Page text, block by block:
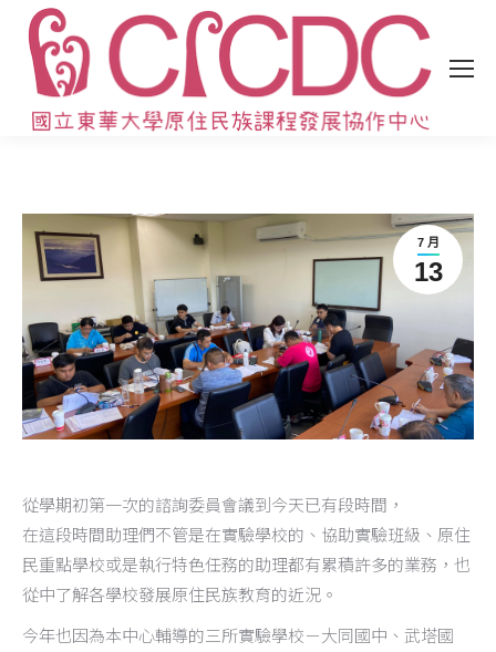
7 月
13
從學期初第一次的諮詢委員會議到今天已有段時間，
在這段時間助理們不管是在實驗學校的、協助實驗班級、原住
民重點學校或是執行特色任務的助理都有累積許多的業務，也
從中了解各學校發展原住民族教育的近況。
今年也因為本中心輔導的三所實驗學校－大同國中、武塔國